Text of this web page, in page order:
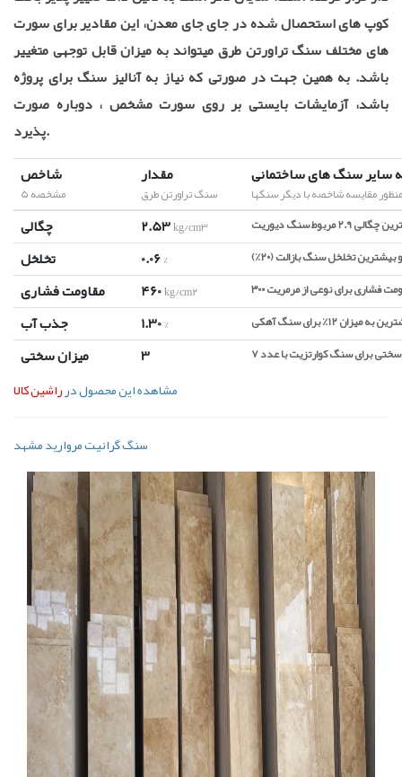
کوپ های استحصال شده در جای جای معدن، این مقادیر برای سورت
های مختلف سنگ تراورتن طرق میتواند به میزان قابل توجهی متغییر
باشد. به همین جهت در صورتی که نیاز به آنالیز سنگ برای پروژه
باشد، آزمایشات بایستی بر روی سورت مشخص ، دوباره صورت
پذیرد.
شاخص
5 مشخصه
مقدار
سنگ تراورتن طرق
سایر سنگ های ساختمانی
مقایسه شاخصه با دیگر سنگها
چگالی 2.53kg/cm3
تخلخل 0.06%
مقاومت فشاری 460kg/cm2
جذب آب 1.30%
میزان سختی 3
مشاهده این محصول درراشین کالا
سنگ گرانیت مروارید مشهد